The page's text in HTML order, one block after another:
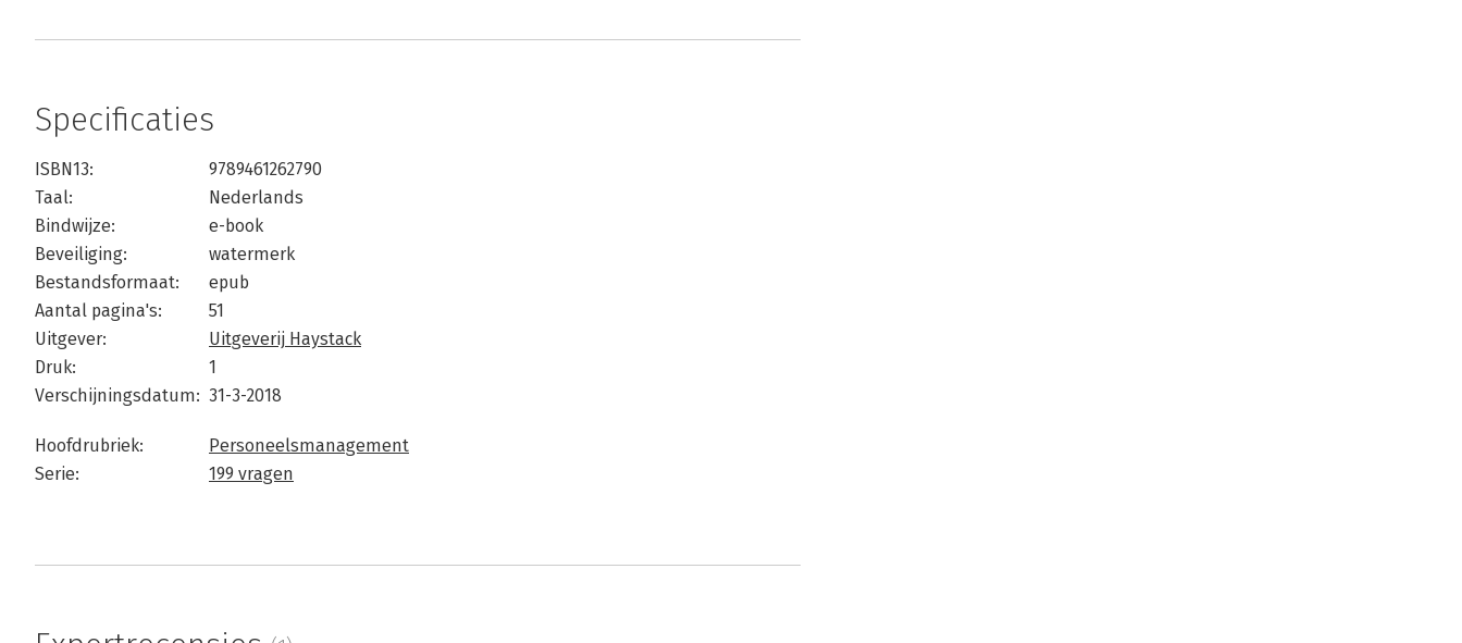
Specificaties
ISBN13:
9789461262790
Taal:
Nederlands
Bindwijze:
e-book
Beveiliging:
watermerk
Bestandsformaat:
epub
Aantal pagina's:
51
Uitgever:
Uitgeverij Haystack
Druk:
1
Verschijningsdatum: 31-3-2018
Hoofdrubriek:
Personeelsmanagement
Serie:
199 vragen